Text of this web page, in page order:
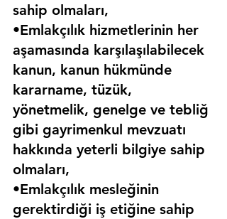
sahip olmaları,
•Emlakçılık hizmetlerinin her
aşamasında karşılaşılabilecek
kanun, kanun hükmünde
kararname, tüzük,
yönetmelik, genelge ve tebliğ
gibi gayrimenkul mevzuatı
hakkında yeterli bilgiye sahip
olmaları,
•Emlakçılık mesleğinin
gerektirdiği iş etiğine sahip